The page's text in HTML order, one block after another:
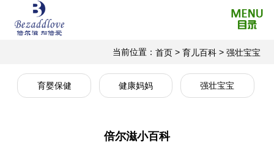
当前位置： 首页> 育儿百科> 强壮宝宝
育婴保健 健康妈妈 强壮宝宝
倍尔滋小百科